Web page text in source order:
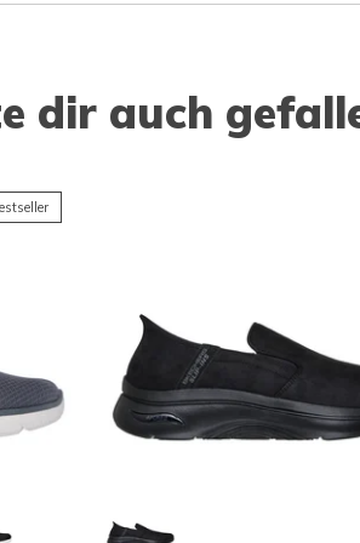
dir auch